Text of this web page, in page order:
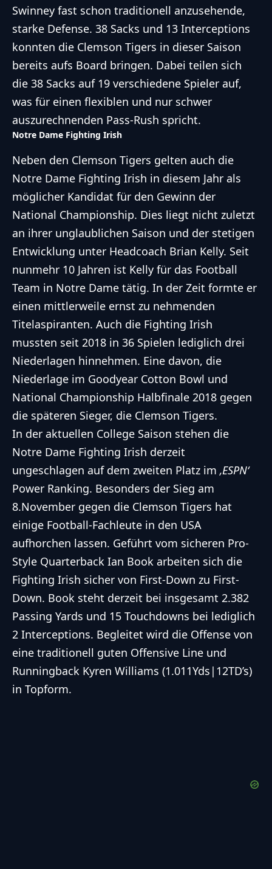
Swinney fast schon traditionell anzusehende,
starke Defense. 38 Sacks und 13 Interceptions
konnten die Clemson Tigers in dieser Saison
bereits aufs Board bringen. Dabei teilen sich
die 38 Sacks auf 19 verschiedene Spieler auf,
was für einen flexiblen und nur schwer
auszurechnenden Pass-Rush spricht.
Notre Dame Fighting Irish
Neben den Clemson Tigers gelten auch die
Notre Dame Fighting Irish in diesem Jahr als
möglicher Kandidat für den Gewinn der
National Championship. Dies liegt nicht zuletzt
an ihrer unglaublichen Saison und der stetigen
Entwicklung unter Headcoach Brian Kelly. Seit
nunmehr 10 Jahren ist Kelly für das Football
Team in Notre Dame tätig. In der Zeit formte er
einen mittlerweile ernst zu nehmenden
Titelaspiranten. Auch die Fighting Irish
mussten seit 2018 in 36 Spielen lediglich drei
Niederlagen hinnehmen. Eine davon, die
Niederlage im Goodyear Cotton Bowl und
National Championship Halbfinale 2018 gegen
die späteren Sieger, die Clemson Tigers.
In der aktuellen College Saison stehen die
Notre Dame Fighting Irish derzeit
ungeschlagen auf dem zweiten Platz im ‚ESPN‘
Power Ranking. Besonders der Sieg am
8.November gegen die Clemson Tigers hat
einige Football-Fachleute in den USA
aufhorchen lassen. Geführt vom sicheren Pro-
Style Quarterback Ian Book arbeiten sich die
Fighting Irish sicher von First-Down zu First-
Down. Book steht derzeit bei insgesamt 2.382
Passing Yards und 15 Touchdowns bei lediglich
2 Interceptions. Begleitet wird die Offense von
eine traditionell guten Offensive Line und
Runningback Kyren Williams (1.011Yds|12TD’s)
in Topform.